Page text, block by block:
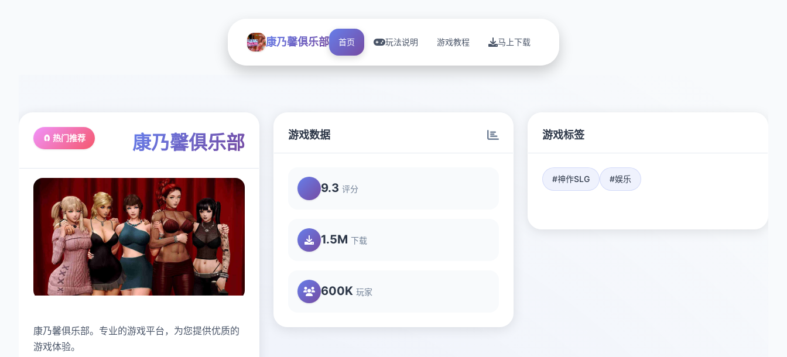
康乃馨俱乐部 首页 玩法说明 游戏教程 马上下载
🧲 热门推荐 康乃馨俱乐部
康乃馨俱乐部。专业的游戏平台，为您提供优质的
游戏体验。
游戏数据
9.3 评分
1.5M 下载
600K 玩家
游戏标签
#神作SLG #娱乐